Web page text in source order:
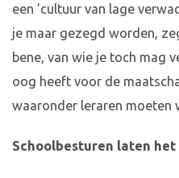
een 'cultuur van lage
je maar gezegd worden,
bene, van wie je toch mag
oog heeft voor de
waaronder leraren moeten
Schoolbesturen laten